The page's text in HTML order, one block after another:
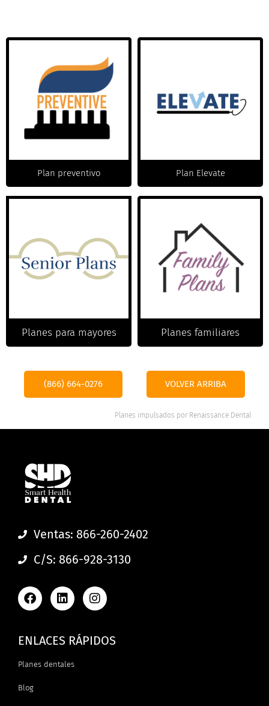
Plan preventivo Plan Elevate
Planes para mayores Planes familiares
(866) 664-0276 VOLVER ARRIBA
Planes impulsados por Renaissance Dental
Ventas: 866-260-2402
C/S: 866-928-3130
ENLACES RÁPIDOS
Planes dentales
Blog